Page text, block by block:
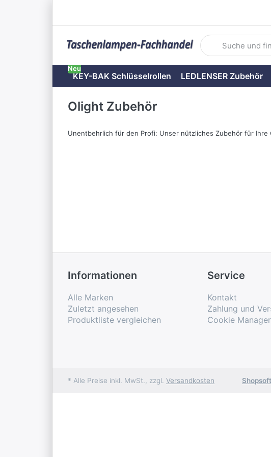
Geben Sie einen
KEY-BAK Schlüsselrollen
Neu
LEDLENSER Zubehör
Olight Zubehör
Unentbehrlich für den Profi: Unser nützliches Zubehör für
Informationen
Alle Marken
Zuletzt angesehen
Produktliste vergleichen
Service
Kontakt
Zahlung und
Cookie Manager
* Alle Preise inkl. MwSt., zzgl. Versandkosten